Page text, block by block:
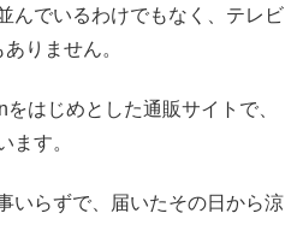
んでいるわけでもなく、テレビ
りません。
はじめとした通販サイトで、
ます。
いらずで、届いたその日から涼